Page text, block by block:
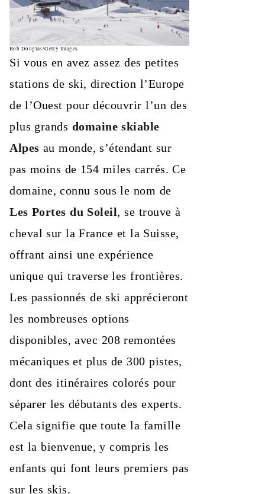
Bob Douglas/Getty Images
Si vous en avez assez des petites
stations de ski, direction l’Europe
de l’Ouest pour découvrir l’un des
plus grands domaine skiable
Alpes au monde, s’étendant sur
pas moins de 154 miles carrés. Ce
domaine, connu sous le nom de
Les Portes du Soleil, se trouve à
cheval sur la France et la Suisse,
offrant ainsi une expérience
unique qui traverse les frontières.
Les passionnés de ski apprécieront
les nombreuses options
disponibles, avec 208 remontées
mécaniques et plus de 300 pistes,
dont des itinéraires colorés pour
séparer les débutants des experts.
Cela signifie que toute la famille
est la bienvenue, y compris les
enfants qui font leurs premiers pas
sur les skis.